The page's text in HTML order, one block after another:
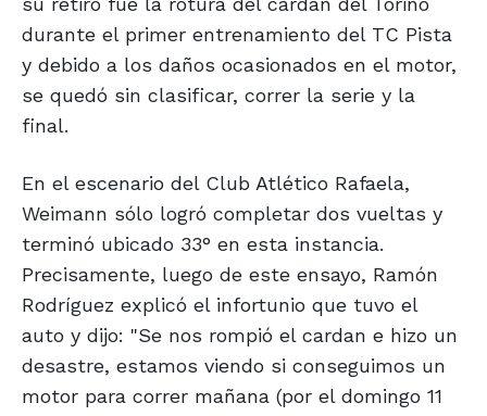
durante el primer entrenamiento del TC Pista
y debido a los daños ocasionados en el motor,
se quedó sin clasificar, correr la serie y la
final.
En el escenario del Club Atlético Rafaela,
Weimann sólo logró completar dos vueltas y
terminó ubicado 33° en esta instancia.
Precisamente, luego de este ensayo, Ramón
Rodríguez explicó el infortunio que tuvo el
auto y dijo: "Se nos rompió el cardan e hizo un
desastre, estamos viendo si conseguimos un
motor para correr mañana (por el domingo 11